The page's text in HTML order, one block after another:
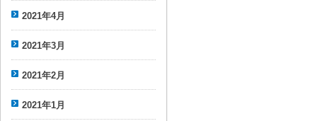
2021年4月
2021年3月
2021年2月
2021年1月